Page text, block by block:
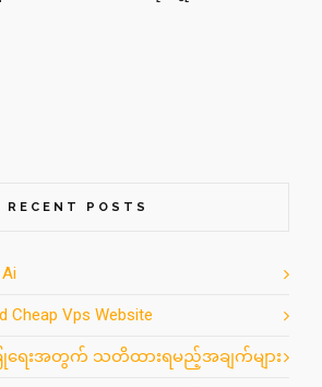
RECENT POSTS
Cheap Vps Website
ခြုံရေးအတွက် သတိထားရမည့်အချက်များ